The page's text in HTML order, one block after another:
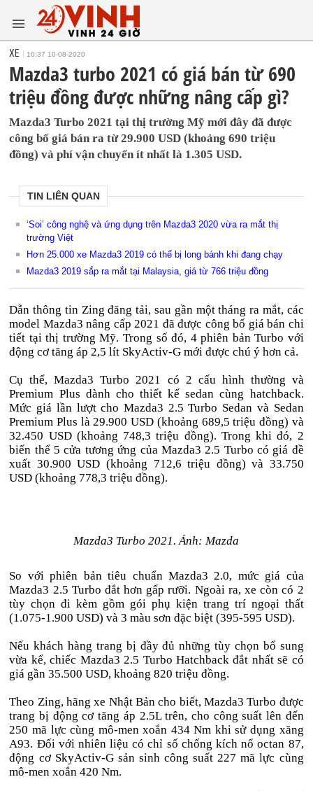
XE 10:37 10-08-2020
Mazda3 turbo 2021 có giá bán từ 690
triệu đồng được những nâng cấp gì?
Mazda3 Turbo 2021 tại thị trường Mỹ mới đây đã được
công bố giá bán ra từ 29.900 USD (khoảng 690 triệu
đồng) và phí vận chuyển ít nhất là 1.305 USD.
TIN LIÊN QUAN
‘Soi’ công nghệ và ứng dụng trên Mazda3 2020 vừa ra mắt thị
trường Việt
Hơn 25.000 xe Mazda3 2019 có thể bị long bánh khi đang chạy
Mazda3 2019 sắp ra mắt tại Malaysia, giá từ 766 triệu đồng
Dẫn thông tin Zing đăng tải, sau gần một tháng ra mắt, các
model Mazda3 nâng cấp 2021 đã được công bố giá bán chi
tiết tại thị trường Mỹ. Trong số đó, 4 phiên bản Turbo với
động cơ tăng áp 2,5 lít SkyActiv-G mới được chú ý hơn cả.
Cụ thể, Mazda3 Turbo 2021 có 2 cấu hình thường và
Premium Plus dành cho thiết kế sedan cùng hatchback.
Mức giá lần lượt cho Mazda3 2.5 Turbo Sedan và Sedan
Premium Plus là 29.900 USD (khoảng 689,5 triệu đồng) và
32.450 USD (khoảng 748,3 triệu đồng). Trong khi đó, 2
biến thể 5 cửa tương ứng của Mazda3 2.5 Turbo có giá đề
xuất 30.900 USD (khoảng 712,6 triệu đồng) và 33.750
USD (khoảng 778,3 triệu đồng).
Mazda3 Turbo 2021. Ảnh: Mazda
So với phiên bản tiêu chuẩn Mazda3 2.0, mức giá của
Mazda3 2.5 Turbo đắt hơn gấp rưỡi. Ngoài ra, xe còn có 2
tùy chọn đi kèm gồm gói phụ kiện trang trí ngoại thất
(1.075-1.900 USD) và 3 màu sơn đặc biệt (395-595 USD).
Nếu khách hàng trang bị đầy đủ những tùy chọn bổ sung
vừa kể, chiếc Mazda3 2.5 Turbo Hatchback đắt nhất sẽ có
giá gần 35.500 USD, khoảng 820 triệu đồng.
Theo Zing, hãng xe Nhật Bản cho biết, Mazda3 Turbo được
trang bị động cơ tăng áp 2.5L trên, cho công suất lên đến
250 mã lực cùng mô-men xoắn 434 Nm khi sử dụng xăng
A93. Đối với nhiên liệu có chỉ số chống kích nổ octan 87,
động cơ SkyActiv-G sản sinh công suất 227 mã lực cùng
mô-men xoắn 420 Nm.